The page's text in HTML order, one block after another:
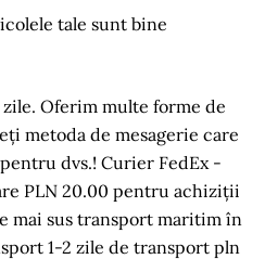
tale sunt bine
Oferim multe forme de
metoda de mesagerie care
dvs.! Curier FedEx -
PLN 20.00 pentru achiziții
mai sus transport maritim în
1-2 zile de transport pln